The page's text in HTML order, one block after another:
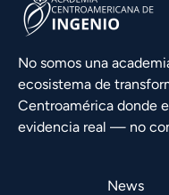
No somos una
ecosistema de
Centroamérica donde
evidencia real — no
News